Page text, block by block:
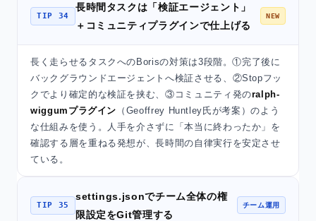
TIP 34
長時間タスクは「検証エージェント」
＋コミュニティプラグインで仕上げる
NEW
長く走らせるタスクへのBorisの対策は3段階。①完了後に
バックグラウンドエージェントへ検証させる、②Stopフッ
クでより確定的な検証を挟む、③コミュニティ発のralph-
wiggumプラグイン （Geoffrey Huntley氏が考案）のよう
な仕組みを使う。人手を介さずに「本当に終わったか」を
確認する層を重ねる発想が、長時間の自律実行を安定させ
ている。
TIP 35
settings.jsonでチーム全体の権
限設定をGit管理する
チーム運用